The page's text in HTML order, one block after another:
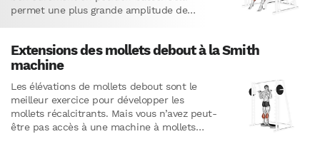
permet une plus grande amplitude de
Extensions des mollets debout à la Smith
machine
Les élévations de mollets debout sont le
meilleur exercice pour développer les
mollets récalcitrants. Mais vous n’avez peut-
être pas accès à une machine à mollets